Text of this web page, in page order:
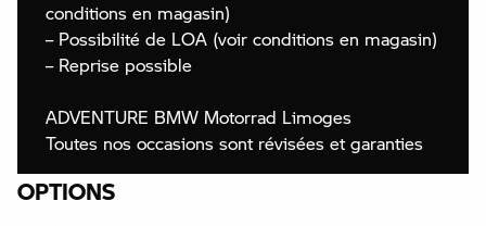
conditions en magasin)
– Possibilité de LOA (voir conditions en magasin)
– Reprise possible
ADVENTURE BMW Motorrad Limoges
Toutes nos occasions sont révisées et garanties
OPTIONS